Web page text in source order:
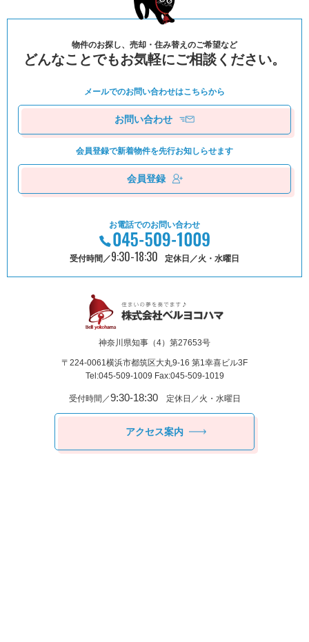
物件のお探し、売却・住み替えのご希望など
どんなことでもお気軽にご相談ください。
メールでのお問い合わせはこちらから
お問い合わせ
会員登録で新着物件を先⾏お知しらせます
会員登録
お電話でのお問い合わせ
受付時間／9:30-18:30 定休日／火・水曜日
神奈川県知事（4）第27653号
〒224-0061横浜市都筑区⼤丸9-16 第1幸喜ビル3F
Tel:045-509-1009 Fax:045-509-1019
受付時間／9:30-18:30定休日／火・水曜日
アクセス案内